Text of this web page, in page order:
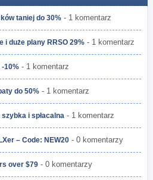
taniej do 30% - 1 komentarz
i duże plany RRSO 29% - 1 komentarz
-10% - 1 komentarz
do 50% - 1 komentarz
i spłacalna - 1 komentarz
– Code: NEW20 - 0 komentarzy
over $79 - 0 komentarzy